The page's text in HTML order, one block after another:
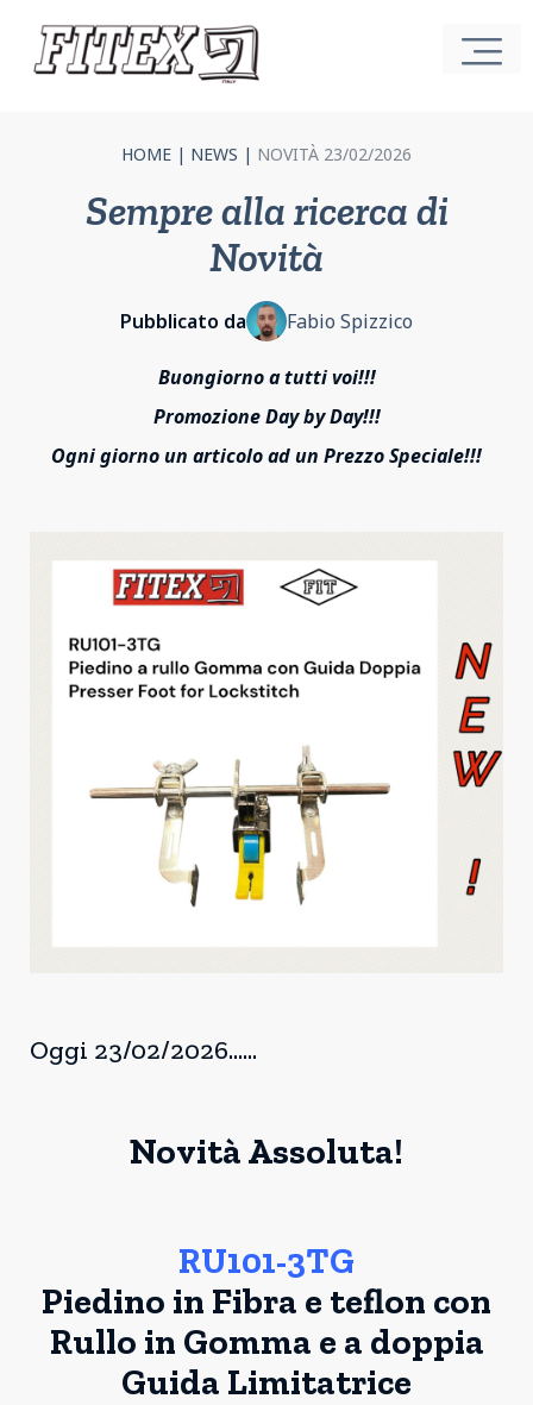
HOME | NEWS | NOVITÀ 23/02/2026
Sempre alla ricerca di
Novità
Pubblicato da Fabio Spizzico
Buongiorno a tutti voi!!!
Promozione Day by Day!!!
Ogni giorno un articolo ad un Prezzo Speciale!!!
Oggi 23/02/2026......
Novità Assoluta!
RU101-3TG
Piedino in Fibra e teflon con
Rullo in Gomma e a doppia
Guida Limitatrice